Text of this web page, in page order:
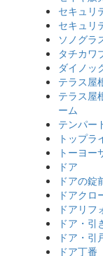
セキュリ
セキュリ
ソノグラ
タチカワ
ダイノッ
テラス屋
テラス屋
ーム
テンパー
トップラ
トーヨー
ドア
ドアの錠
ドアクロ
ドアリフ
ドア・引
ドア・引
ドア丁番